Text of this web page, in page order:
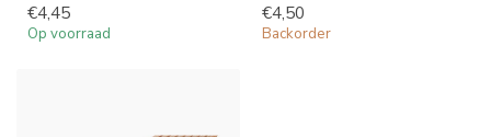
€4,45
Op voorraad
€4,50
Backorder